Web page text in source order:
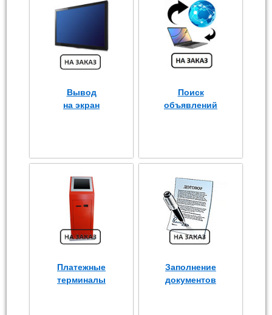
Вывод
на экран
Поиск
объявлений
Платежные
терминалы
Заполнение
документов